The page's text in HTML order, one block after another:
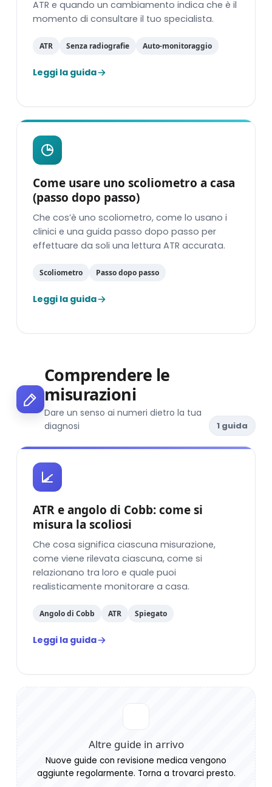
ATR e quando un cambiamento indica che è il
momento di consultare il tuo specialista.
ATR Senza radiografie Auto-monitoraggio
Leggi la guida
Come usare uno scoliometro a casa
(passo dopo passo)
Che cos’è uno scoliometro, come lo usano i
clinici e una guida passo dopo passo per
effettuare da soli una lettura ATR accurata.
Scoliometro Passo dopo passo
Leggi la guida
Comprendere le
misurazioni
Dare un senso ai numeri dietro la tua
diagnosi
1 guida
ATR e angolo di Cobb: come si
misura la scoliosi
Che cosa significa ciascuna misurazione,
come viene rilevata ciascuna, come si
relazionano tra loro e quale puoi
realisticamente monitorare a casa.
Angolo di Cobb ATR Spiegato
Leggi la guida
Altre guide in arrivo
Nuove guide con revisione medica vengono
aggiunte regolarmente. Torna a trovarci presto.